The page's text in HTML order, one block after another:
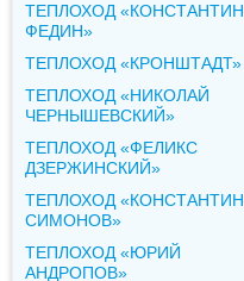
ТЕПЛОХОД «КОНСТАНТИН
ФЕДИН»
ТЕПЛОХОД «КРОНШТАДТ»
ТЕПЛОХОД «НИКОЛАЙ
ЧЕРНЫШЕВСКИЙ»
ТЕПЛОХОД «ФЕЛИКС
ДЗЕРЖИНСКИЙ»
ТЕПЛОХОД «КОНСТАНТИН
СИМОНОВ»
ТЕПЛОХОД «ЮРИЙ
АНДРОПОВ»